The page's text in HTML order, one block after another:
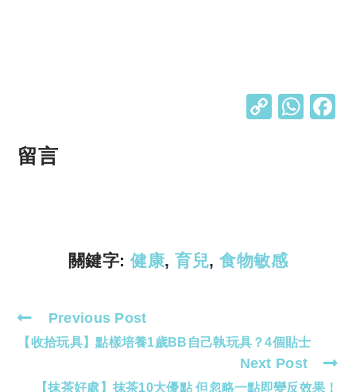
C
k
W
留言
關鍵字:健康, 育兒, 食物敏感
Read
more
Previous Post
【收拾玩具】點樣培養1歲BB自己執玩具？4個貼士
Next Post
【抹茶好處】抹茶10大優點 但忽略一點即變反效果！